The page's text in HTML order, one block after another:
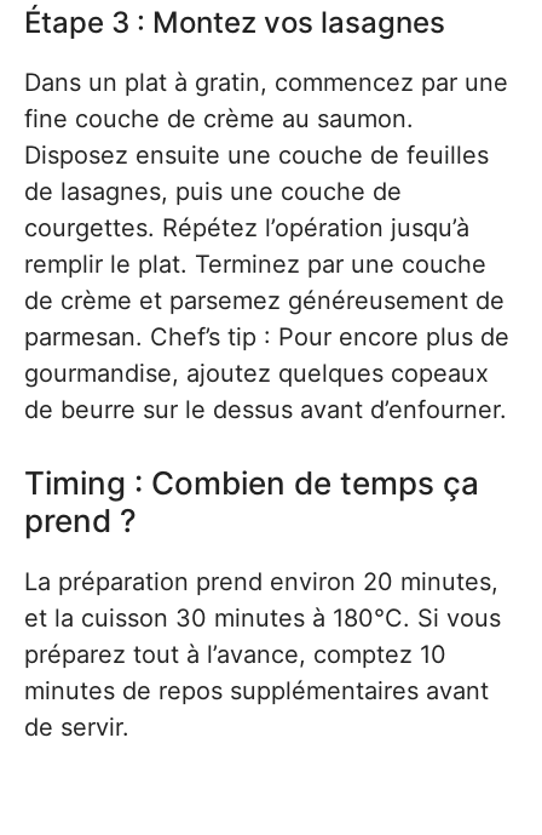
Étape 3 : Montez vos lasagnes
Dans un plat à gratin, commencez par une
fine couche de crème au saumon.
Disposez ensuite une couche de feuilles
de lasagnes, puis une couche de
courgettes. Répétez l’opération jusqu’à
remplir le plat. Terminez par une couche
de crème et parsemez généreusement de
parmesan. Chef’s tip : Pour encore plus de
gourmandise, ajoutez quelques copeaux
de beurre sur le dessus avant d’enfourner.
Timing : Combien de temps ça
prend ?
La préparation prend environ 20 minutes,
et la cuisson 30 minutes à 180°C. Si vous
préparez tout à l’avance, comptez 10
minutes de repos supplémentaires avant
de servir.